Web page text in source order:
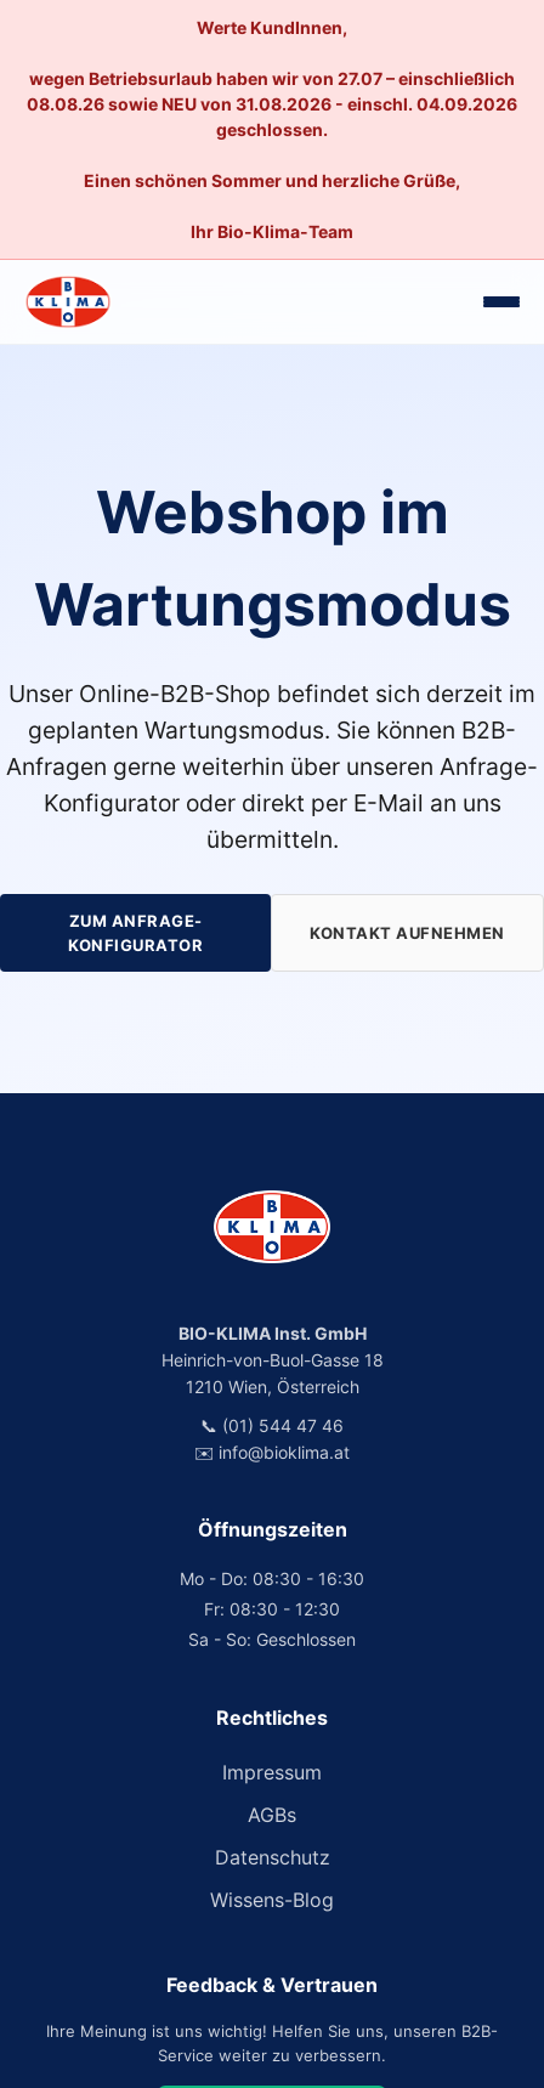
Werte KundInnen,
wegen Betriebsurlaub haben wir von 27.07 – einschließlich
08.08.26 sowie NEU von 31.08.2026 - einschl. 04.09.2026
geschlossen.
Einen schönen Sommer und herzliche Grüße,
Ihr Bio-Klima-Team
Webshop im
Wartungsmodus
Unser Online-B2B-Shop befindet sich derzeit im
geplanten Wartungsmodus. Sie können B2B-
Anfragen gerne weiterhin über unseren Anfrage-
Konfigurator oder direkt per E-Mail an uns
übermitteln.
ZUM ANFRAGE-
KONFIGURATOR
KONTAKT AUFNEHMEN
BIO-KLIMA Inst. GmbH
Heinrich-von-Buol-Gasse 18
1210 Wien, Österreich
📞 (01) 544 47 46
✉️ info@bioklima.at
Öffnungszeiten
Mo - Do: 08:30 - 16:30
Fr: 08:30 - 12:30
Sa - So: Geschlossen
Rechtliches
Impressum
AGBs
Datenschutz
Wissens-Blog
Feedback & Vertrauen
Ihre Meinung ist uns wichtig! Helfen Sie uns, unseren B2B-
Service weiter zu verbessern.